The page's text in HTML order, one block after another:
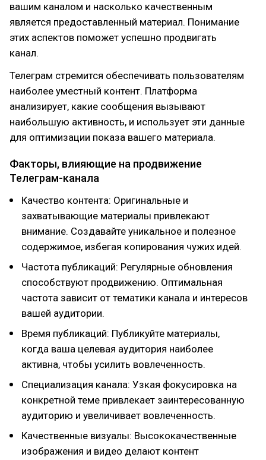
вашим каналом и насколько качественным
является предоставленный материал. Понимание
этих аспектов поможет успешно продвигать
канал.
Телеграм стремится обеспечивать пользователям
наиболее уместный контент. Платформа
анализирует, какие сообщения вызывают
наибольшую активность, и использует эти данные
для оптимизации показа вашего материала.
Факторы, влияющие на продвижение
Телеграм-канала
Качество контента: Оригинальные и
захватывающие материалы привлекают
внимание. Создавайте уникальное и полезное
содержимое, избегая копирования чужих идей.
Частота публикаций: Регулярные обновления
способствуют продвижению. Оптимальная
частота зависит от тематики канала и интересов
вашей аудитории.
Время публикаций: Публикуйте материалы,
когда ваша целевая аудитория наиболее
активна, чтобы усилить вовлеченность.
Специализация канала: Узкая фокусировка на
конкретной теме привлекает заинтересованную
аудиторию и увеличивает вовлеченность.
Качественные визуалы: Высококачественные
изображения и видео делают контент